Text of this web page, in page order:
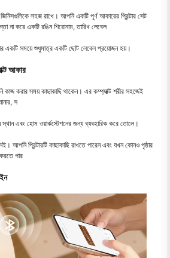
সহজ রাখে। আপনি একটি পূর্ণ আকারের প্রিন্টার সেট
না করে একটি রঙিন শিরোনাম, তারিখ লেবেল
একটি সময়ে শুধুমাত্র একটি ছোট লেবেল প্রয়োজন হয়।
আকার
করার সময় কাছাকাছি থাকেন। এর কম্প্যাক্ট শরীর সহজেই
স
এবং হোম ওয়ার্কস্টেশনের জন্য ব্যবহারিক করে তোলে।
প্রিন্টারটি কাছাকাছি রাখতে পারেন এবং যখন কোনও পৃষ্ঠার
পার